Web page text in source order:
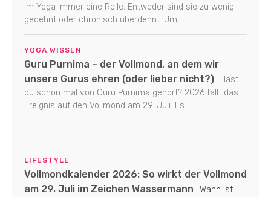
im Yoga immer eine Rolle. Entweder sind sie zu wenig
gedehnt oder chronisch überdehnt. Um...
YOGA WISSEN
Guru Purnima – der Vollmond, an dem wir
unsere Gurus ehren (oder lieber nicht?)
Hast
du schon mal von Guru Purnima gehört? 2026 fällt das
Ereignis auf den Vollmond am 29. Juli. Es...
LIFESTYLE
Vollmondkalender 2026: So wirkt der Vollmond
am 29. Juli im Zeichen Wassermann
Wann ist